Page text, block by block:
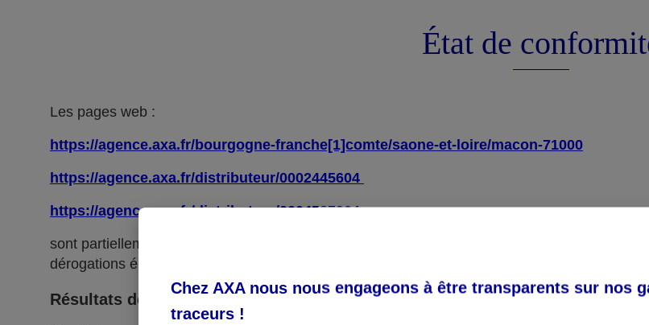
État de
Les pages web :
https://agence.axa.fr/bourgogne-franche[1]comte/saone-et-loire/macon-71000
https://agence.axa.fr/distributeur/0002445604
https://agence.axa.fr/distributeur/0004587904
sont partiellement conformes avec le
dérogations énumérées ci-dessous.
Résultats des tests
Chez AXA nous nous engageons à être transparents sur nos
traceurs !